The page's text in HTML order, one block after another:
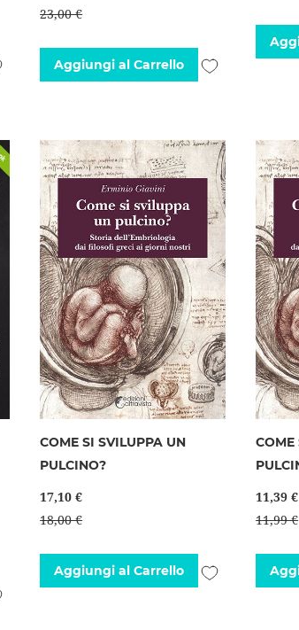
Aggiungi
desideri
23,00 €
Aggiungi al Carrello
Aggiungi
desideri
Aggiungi
COME SI SVILUPPA UN
PULCINO?
17,10 €
18,00 €
Aggiungi al Carrello
Aggiungi
COME
11,39 €
11,99 €